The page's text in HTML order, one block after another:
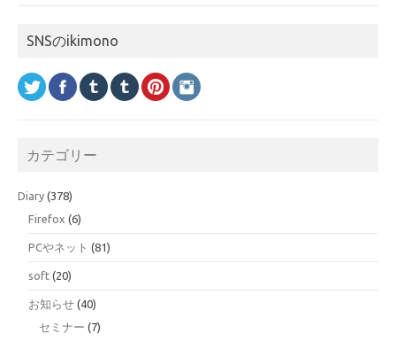
SNSのikimono
カテゴリー
Diary (378)
Firefox (6)
PCやネット (81)
soft (20)
お知らせ (40)
セミナー (7)